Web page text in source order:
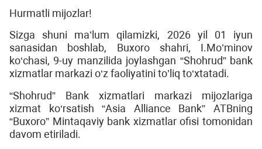
Hurmatli mijozlar!
Sizga shuni ma’lum qilamizki, 2026 yil 01 iyun
sanasidan boshlab, Buxoro shahri, I.Mo’minov
ko‘chasi, 9-uy manzilida joylashgan “Shohrud” bank
xizmatlar markazi o‘z faoliyatini to’liq to‘xtatadi.
“Shohrud” Bank xizmatlari markazi mijozlariga
xizmat ko‘rsatish “Asia Alliance Bank” ATBning
“Buxoro” Mintaqaviy bank xizmatlar ofisi tomonidan
davom etiriladi.